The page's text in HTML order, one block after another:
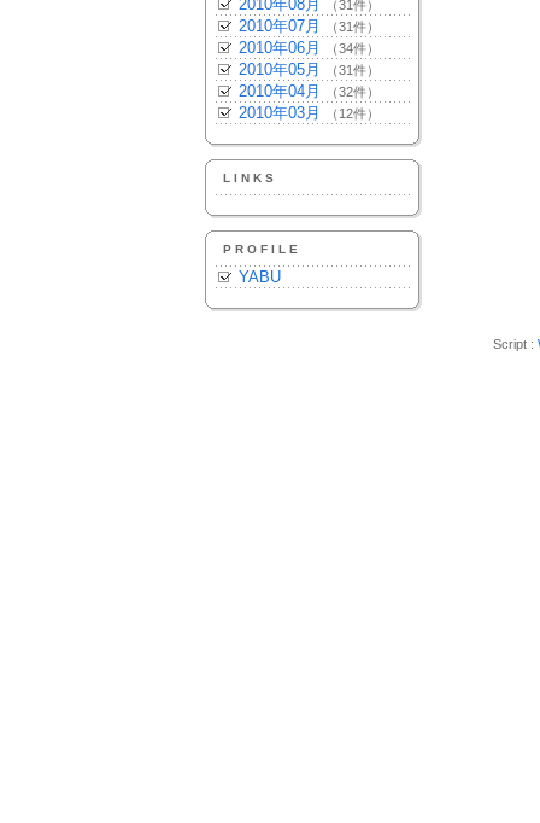
2010年08月 （31件）
2010年07月 （31件）
2010年06月 （34件）
2010年05月 （31件）
2010年04月 （32件）
2010年03月 （12件）
LINKS
PROFILE
YABU
Script :